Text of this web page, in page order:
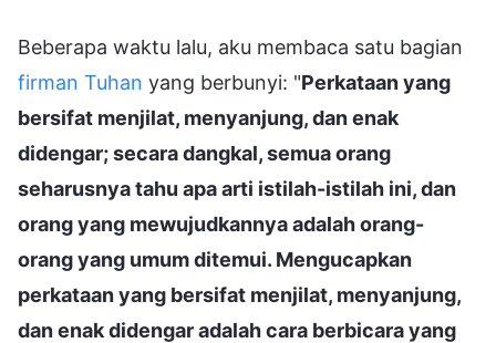
Beberapa waktu lalu, aku membaca satu bagian
firman Tuhan yang berbunyi: "Perkataan yang
bersifat menjilat, menyanjung, dan enak
didengar; secara dangkal, semua orang
seharusnya tahu apa arti istilah-istilah ini, dan
orang yang mewujudkannya adalah orang-
orang yang umum ditemui. Mengucapkan
perkataan yang bersifat menjilat, menyanjung,
dan enak didengar adalah cara berbicara yang